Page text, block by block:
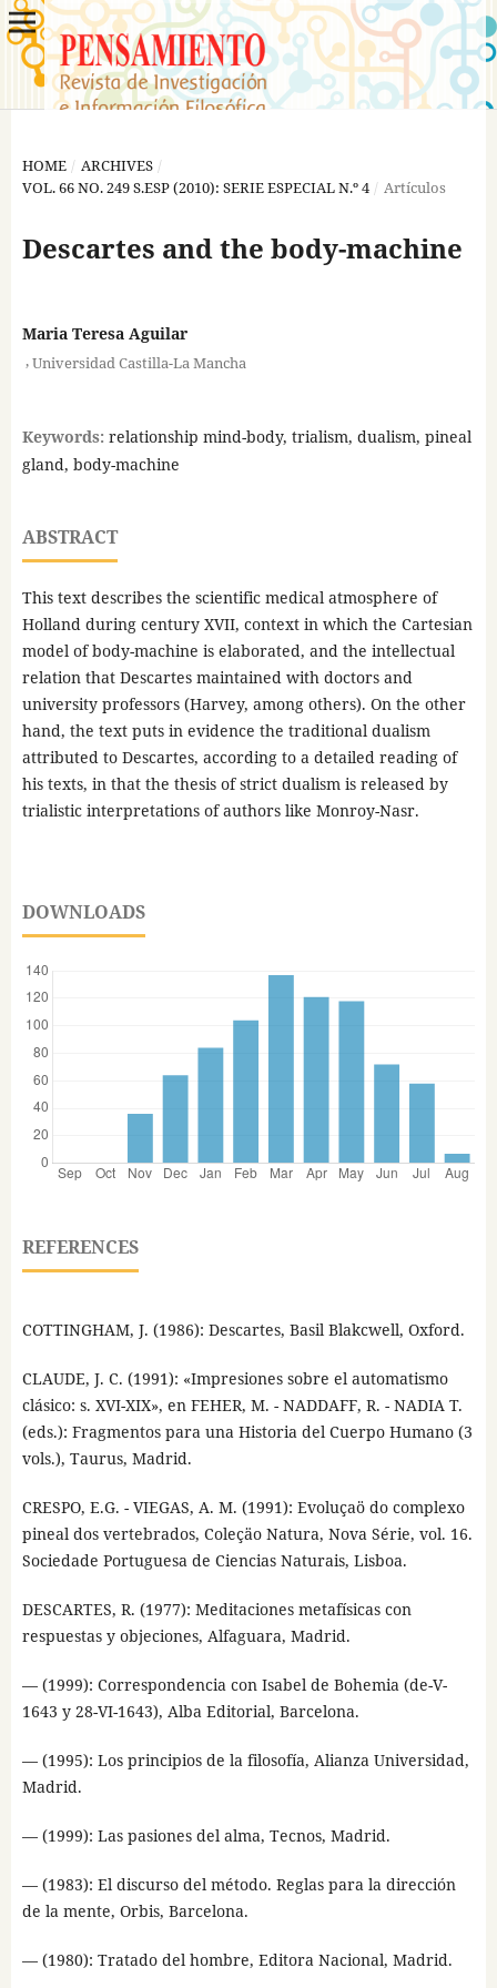
HOME / ARCHIVES /
VOL. 66 NO. 249 S.ESP (2010): SERIE ESPECIAL N.º 4 / Artículos
Descartes and the body-machine
Maria Teresa Aguilar
,Universidad Castilla-La Mancha
Keywords: relationship mind-body, trialism, dualism, pineal
gland, body-machine
ABSTRACT
This text describes the scientific medical atmosphere of
Holland during century XVII, context in which the Cartesian
model of body-machine is elaborated, and the intellectual
relation that Descartes maintained with doctors and
university professors (Harvey, among others). On the other
hand, the text puts in evidence the traditional dualism
attributed to Descartes, according to a detailed reading of
his texts, in that the thesis of strict dualism is released by
trialistic interpretations of authors like Monroy-Nasr.
DOWNLOADS
REFERENCES
COTTINGHAM, J. (1986): Descartes, Basil Blakcwell, Oxford.
CLAUDE, J. C. (1991): «Impresiones sobre el automatismo
clásico: s. XVI-XIX», en FEHER, M. - NADDAFF, R. - NADIA T.
(eds.): Fragmentos para una Historia del Cuerpo Humano (3
vols.), Taurus, Madrid.
CRESPO, E.G. - VIEGAS, A. M. (1991): Evoluçaö do complexo
pineal dos vertebrados, Coleçäo Natura, Nova Série, vol. 16.
Sociedade Portuguesa de Ciencias Naturais, Lisboa.
DESCARTES, R. (1977): Meditaciones metafísicas con
respuestas y objeciones, Alfaguara, Madrid.
— (1999): Correspondencia con Isabel de Bohemia (de-V-
1643 y 28-VI-1643), Alba Editorial, Barcelona.
— (1995): Los principios de la filosofía, Alianza Universidad,
Madrid.
— (1999): Las pasiones del alma, Tecnos, Madrid.
— (1983): El discurso del método. Reglas para la dirección
de la mente, Orbis, Barcelona.
— (1980): Tratado del hombre, Editora Nacional, Madrid.